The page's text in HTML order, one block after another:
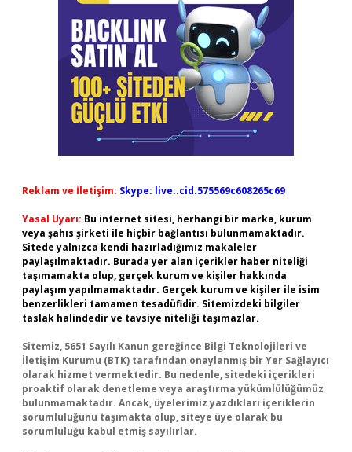
Reklam ve İletişim: Skype: live:.cid.575569c608265c69
Yasal Uyarı: Bu internet sitesi, herhangi bir marka, kurum
veya şahıs şirketi ile hiçbir bağlantısı bulunmamaktadır.
Sitede yalnızca kendi hazırladığımız makaleler
paylaşılmaktadır. Burada yer alan içerikler haber niteliği
taşımamakta olup, gerçek kurum ve kişiler hakkında
paylaşım yapılmamaktadır. Gerçek kurum ve kişiler ile isim
benzerlikleri tamamen tesadüfidir. Sitemizdeki bilgiler
taslak halindedir ve tavsiye niteliği taşımazlar.
Sitemiz, 5651 Sayılı Kanun gereğince Bilgi Teknolojileri ve
İletişim Kurumu (BTK) tarafından onaylanmış bir Yer Sağlayıcı
olarak hizmet vermektedir. Bu nedenle, sitedeki içerikleri
proaktif olarak denetleme veya araştırma yükümlülüğümüz
bulunmamaktadır. Ancak, üyelerimiz yazdıkları içeriklerin
sorumluluğunu taşımakta olup, siteye üye olarak bu
sorumluluğu kabul etmiş sayılırlar.